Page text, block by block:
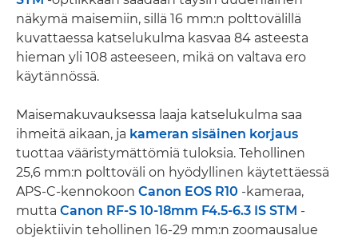
näkymä maisemiin, sillä 16 mm:n polttovälillä
kuvattaessa katselukulma kasvaa 84 asteesta
hieman yli 108 asteeseen, mikä on valtava ero
käytännössä.
Maisemakuvauksessa laaja katselukulma saa
ihmeitä aikaan, ja kameran sisäinen korjaus
tuottaa vääristymättömiä tuloksia. Tehollinen
25,6 mm:n polttoväli on hyödyllinen käytettäessä
APS-C-kennokoon Canon EOS R10 -kameraa,
mutta Canon RF-S 10-18mm F4.5-6.3 IS STM -
objektiivin tehollinen 16-29 mm:n zoomausalue